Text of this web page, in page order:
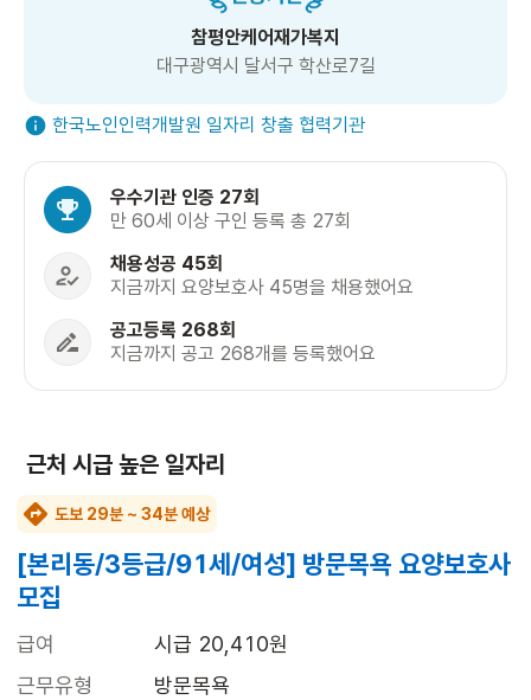
참평안케어재가복지
대구광역시 달서구 학산로7길
한국노인인력개발원 일자리 창출 협력기관
우수기관 인증 27회
만 60세 이상 구인 등록 총 27회
채용성공 45회
지금까지 요양보호사 45명을 채용했어요
공고등록 268회
지금까지 공고 268개를 등록했어요
근처 시급 높은 일자리
도보 29분 ~ 34분 예상
[본리동/3등급/91세/여성] 방문목욕 요양보호사
모집
급여
시급 20,410원
근무유형
방문목욕